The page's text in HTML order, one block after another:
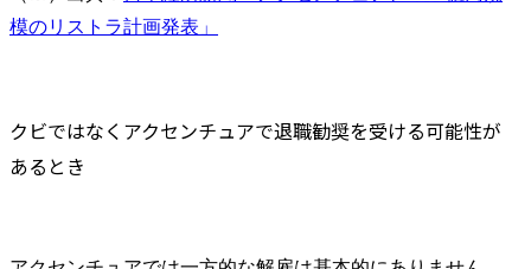
模のリストラ計画発表」
クビではなくアクセンチュアで退職勧奨を受ける可能性が
あるとき